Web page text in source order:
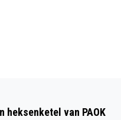
heksenketel van PAOK